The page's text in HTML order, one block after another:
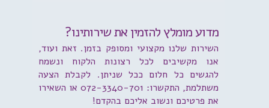
מדוע מומלץ להזמין את שירותינו?
השירות שלנו מקצועי ומסופק בזמן. זאת ועוד,
אנו מקשיבים לכל רצונות הלקוח ונשמח
להגשים כל חלום ככל שניתן. לקבלת הצעה
משתלמת, התקשרו: 072-3340-701 או השאירו
את פרטיכם ונשוב אליכם בהקדם!